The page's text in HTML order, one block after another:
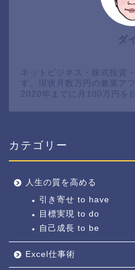
ダ
ネットビジネス・株式投資
す。現状月数万円の兼業ア
2020年までに月100万円を
カテゴリー
人生の質を高める
引き寄せ to have
目標実現 to do
自己成長 to be
Excel仕事術